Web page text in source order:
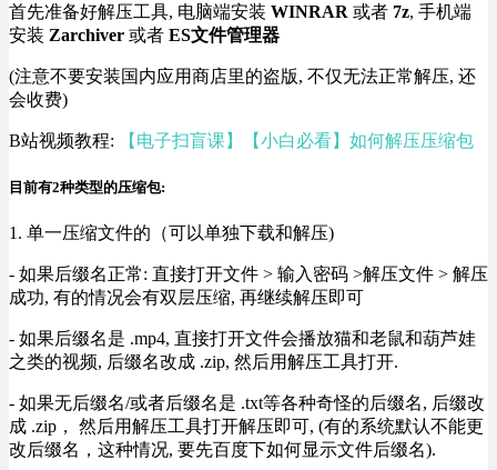
首先准备好解压工具, 电脑端安装 WINRAR 或者 7z, 手机端
安装 Zarchiver 或者 ES文件管理器
(注意不要安装国内应用商店里的盗版, 不仅无法正常解压, 还
会收费)
B站视频教程: 【电子扫盲课】【小白必看】如何解压压缩包
目前有2种类型的压缩包:
1. 单一压缩文件的（可以单独下载和解压)
- 如果后缀名正常: 直接打开文件 > 输入密码 >解压文件 > 解压
成功, 有的情况会有双层压缩, 再继续解压即可
- 如果后缀名是 .mp4, 直接打开文件会播放猫和老鼠和葫芦娃
之类的视频, 后缀名改成 .zip, 然后用解压工具打开.
- 如果无后缀名/或者后缀名是 .txt等各种奇怪的后缀名, 后缀改
成 .zip， 然后用解压工具打开解压即可, (有的系统默认不能更
改后缀名，这种情况, 要先百度下如何显示文件后缀名).